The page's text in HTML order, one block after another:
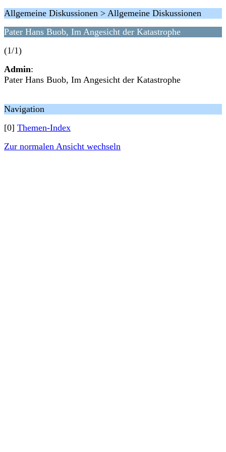
Allgemeine Diskussionen > Allgemeine Diskussionen
Pater Hans Buob, Im Angesicht der Katastrophe
(1/1)
Admin:
Pater Hans Buob, Im Angesicht der Katastrophe
Navigation
[0] Themen-Index
Zur normalen Ansicht wechseln